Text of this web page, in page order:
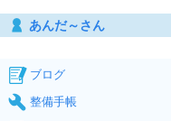
あんだ～さん
ブログ
整備手帳